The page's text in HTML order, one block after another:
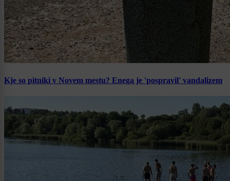
Kje so pitniki v Novem mestu? Enega je 'pospravil' vandalizem